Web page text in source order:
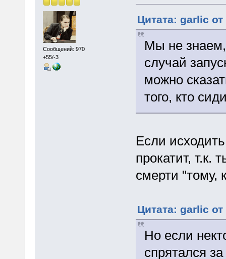
Сообщений: 970
+55/-3
Цитата: garlic
Мы не знаем,
случай
можно
того, кто
Если
прокатит, т.к.
смерти "тому,
Цитата: garlic
Но если
спрятался